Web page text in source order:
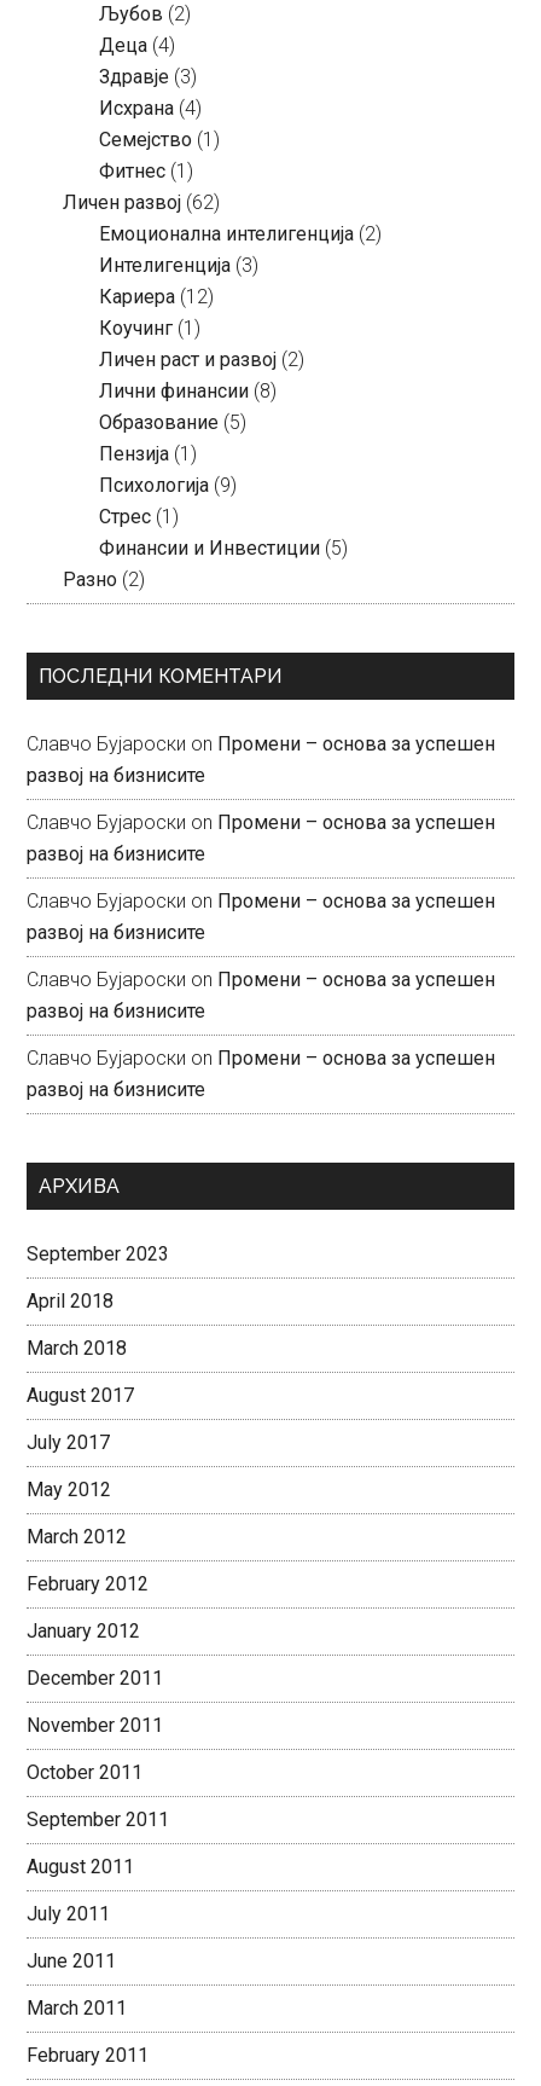
Љубов (2)
Деца (4)
Здравје (3)
Исхрана (4)
Семејство (1)
Фитнес (1)
Личен развој (62)
Емоционална интелигенција (2)
Интелигенција (3)
Кариера (12)
Коучинг (1)
Личен раст и развој (2)
Лични финансии (8)
Образование (5)
Пензија (1)
Психологија (9)
Стрес (1)
Финансии и Инвестиции (5)
Разно (2)
ПОСЛЕДНИ КОМЕНТАРИ
Славчо Бујароски on Промени – основа за успешен
развој на бизнисите
Славчо Бујароски on Промени – основа за успешен
развој на бизнисите
Славчо Бујароски on Промени – основа за успешен
развој на бизнисите
Славчо Бујароски on Промени – основа за успешен
развој на бизнисите
Славчо Бујароски on Промени – основа за успешен
развој на бизнисите
АРХИВА
September 2023
April 2018
March 2018
August 2017
July 2017
May 2012
March 2012
February 2012
January 2012
December 2011
November 2011
October 2011
September 2011
August 2011
July 2011
June 2011
March 2011
February 2011